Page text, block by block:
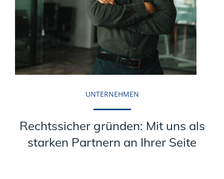
UNTERNEHMEN
Rechtssicher gründen: Mit uns als
starken Partnern an Ihrer Seite